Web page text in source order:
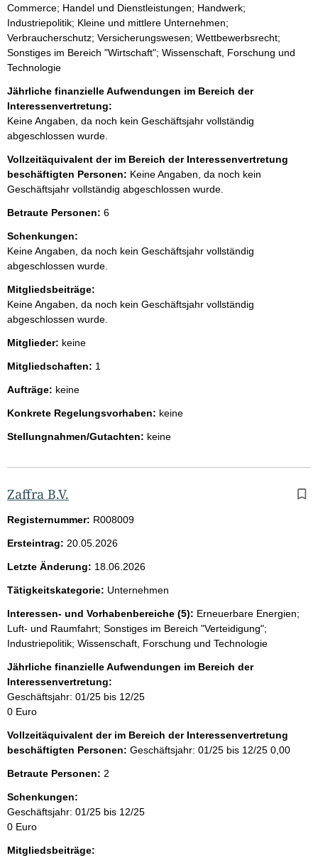
Commerce; Handel und Dienstleistungen; Handwerk;
Industriepolitik; Kleine und mittlere Unternehmen;
Verbraucherschutz; Versicherungswesen; Wettbewerbsrecht;
Sonstiges im Bereich "Wirtschaft"; Wissenschaft, Forschung und
Technologie
Jährliche finanzielle Aufwendungen im Bereich der
Interessenvertretung:
Keine Angaben, da noch kein Geschäftsjahr vollständig
abgeschlossen wurde.
Vollzeitäquivalent der im Bereich der Interessenvertretung
beschäftigten Personen: Keine Angaben, da noch kein
Geschäftsjahr vollständig abgeschlossen wurde.
Betraute Personen: 6
Schenkungen:
Keine Angaben, da noch kein Geschäftsjahr vollständig
abgeschlossen wurde.
Mitgliedsbeiträge:
Keine Angaben, da noch kein Geschäftsjahr vollständig
abgeschlossen wurde.
Mitglieder: keine
Mitgliedschaften: 1
Aufträge: keine
Konkrete Regelungsvorhaben: keine
Stellungnahmen/Gutachten: keine
Zaffra B.V.
Registernummer: R008009
Ersteintrag: 20.05.2026
Letzte Änderung: 18.06.2026
Tätigkeitskategorie: Unternehmen
Interessen- und Vorhabenbereiche (5): Erneuerbare Energien;
Luft- und Raumfahrt; Sonstiges im Bereich "Verteidigung";
Industriepolitik; Wissenschaft, Forschung und Technologie
Jährliche finanzielle Aufwendungen im Bereich der
Interessenvertretung:
Geschäftsjahr: 01/25 bis 12/25
0 Euro
Vollzeitäquivalent der im Bereich der Interessenvertretung
beschäftigten Personen: Geschäftsjahr: 01/25 bis 12/25 0,00
Betraute Personen: 2
Schenkungen:
Geschäftsjahr: 01/25 bis 12/25
0 Euro
Mitgliedsbeiträge: